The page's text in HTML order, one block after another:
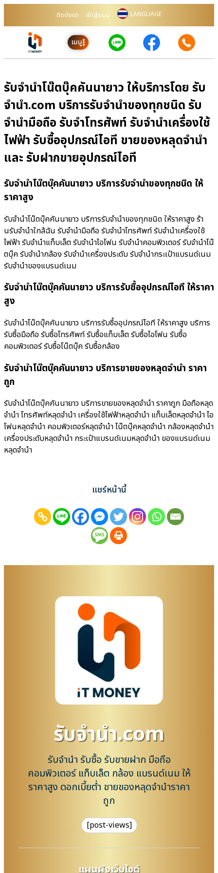
ติดต่อเรา เข้าสู่ระบบ LANGUAGE
เมนู
รับจำนำโน๊ตบุ๊คคันนายาว ให้บริการโดย รับ
จํานํา.com บริการรับจำนำของทุกชนิด รับ
จำนำมือถือ รับจำโทรศัพท์ รับจำนำเครื่องใช้
ไฟฟ้า รับซื้ออุปกรณ์ไอที ขายของหลุดจำนำ
และ รับฝากขายอุปกรณ์ไอที
รับจำนำโน๊ตบุ๊คคันนายาว บริการรับจำนำของทุกชนิด ให้
ราคาสูง
รับจำนำโน๊ตบุ๊คคันนายาว บริการรับจำนำของทุกชนิด ให้ราคาสูง ร้า
นรับจํานําใกล้ฉัน รับจำนำมือถือ รับจำนำโทรศัพท์ รับจำนำเครื่องใช้
ไฟฟ้า รับจำนำแท็บเล็ต รับจำนำไอโฟน รับจำนำคอมพิวเตอร์ รับจำนำโน๊
ตบุ๊ค รับจำนำกล้อง รับจำนำเครื่องประดับ รับจำนำกระเป๋าแบรนด์เนม
รับจำนำของแบรนด์เนม
รับจำนำโน๊ตบุ๊คคันนายาว บริการรับซื้ออุปกรณ์ไอที ให้ราคา
สูง
รับจำนำโน๊ตบุ๊คคันนายาว บริการรับซื้ออุปกรณ์ไอที ให้ราคาสูง บริการ
รับซื้อมือถือ รับซื้อโทรศัพท์ รับซื้อแท็บเล็ต รับซื้อไอโฟน รับซื้อ
คอมพิวเตอร์ รับซื้อโน๊ตบุ๊ค รับซื้อกล้อง
รับจำนำโน๊ตบุ๊คคันนายาว บริการขายของหลุดจำนำ ราคา
ถูก
รับจำนำโน๊ตบุ๊คคันนายาว บริการขายของหลุดจำนำ ราคาถูก มือถือหลุด
จำนำ โทรศัพท์หลุดจำนำ เครื่องใช้ไฟฟ้าหลุดจำนำ แท็บเล็ตหลุดจำนำ ไอ
โฟนหลุดจำนำ คอมพิวเตอร์หลุดจำนำ โน๊ตบุ๊คหลุดจำนำ กล้องหลุดจำนำ
เครื่องประดับหลุดจำนำ กระเป๋าแบรนด์เนมหลุดจำนำ ของแบรนด์เนม
หลุดจำนำ
แชร์หน้านี้
รับจํานํา.com
รับจำนำ รับซื้อ รับขายฝาก มือถือ
คอมพิวเตอร์ แท็บเล็ต กล้อง แบรนด์เนม ให้
ราคาสูง ดอกเบี้ยต่ำ ขายของหลุดจำนำราคา
ถูก
[post-views]
แผนผังเว็บไซต์